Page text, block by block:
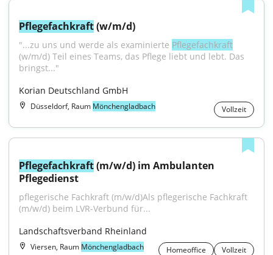
Pflegefachkraft (w/m/d)
"...zu uns und werde als examinierte Pflegefachkraft
(w/m/d) Teil eines Teams, das Pflege liebt und lebt. Das
bringst..."
Korian Deutschland GmbH
Düsseldorf, Raum Mönchengladbach Vollzeit
Pflegefachkraft (m/w/d) im Ambulanten
Pflegedienst
pflegerische Fachkraft (m/w/d)Als pflegerische Fachkraft
(m/w/d) beim LVR-Verbund für...
Landschaftsverband Rheinland
Viersen, Raum Mönchengladbach Homeoffice
Vollzeit